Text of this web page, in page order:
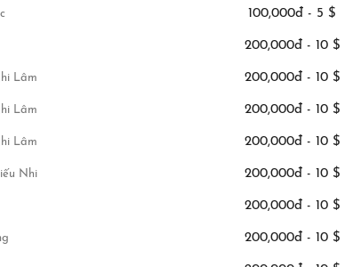
100,000đ - 5 $
200,000đ - 10 $
Lâm 200,000đ - 10 $
Lâm 200,000đ - 10 $
Lâm 200,000đ - 10 $
Nhi 200,000đ - 10 $
200,000đ - 10 $
200,000đ - 10 $